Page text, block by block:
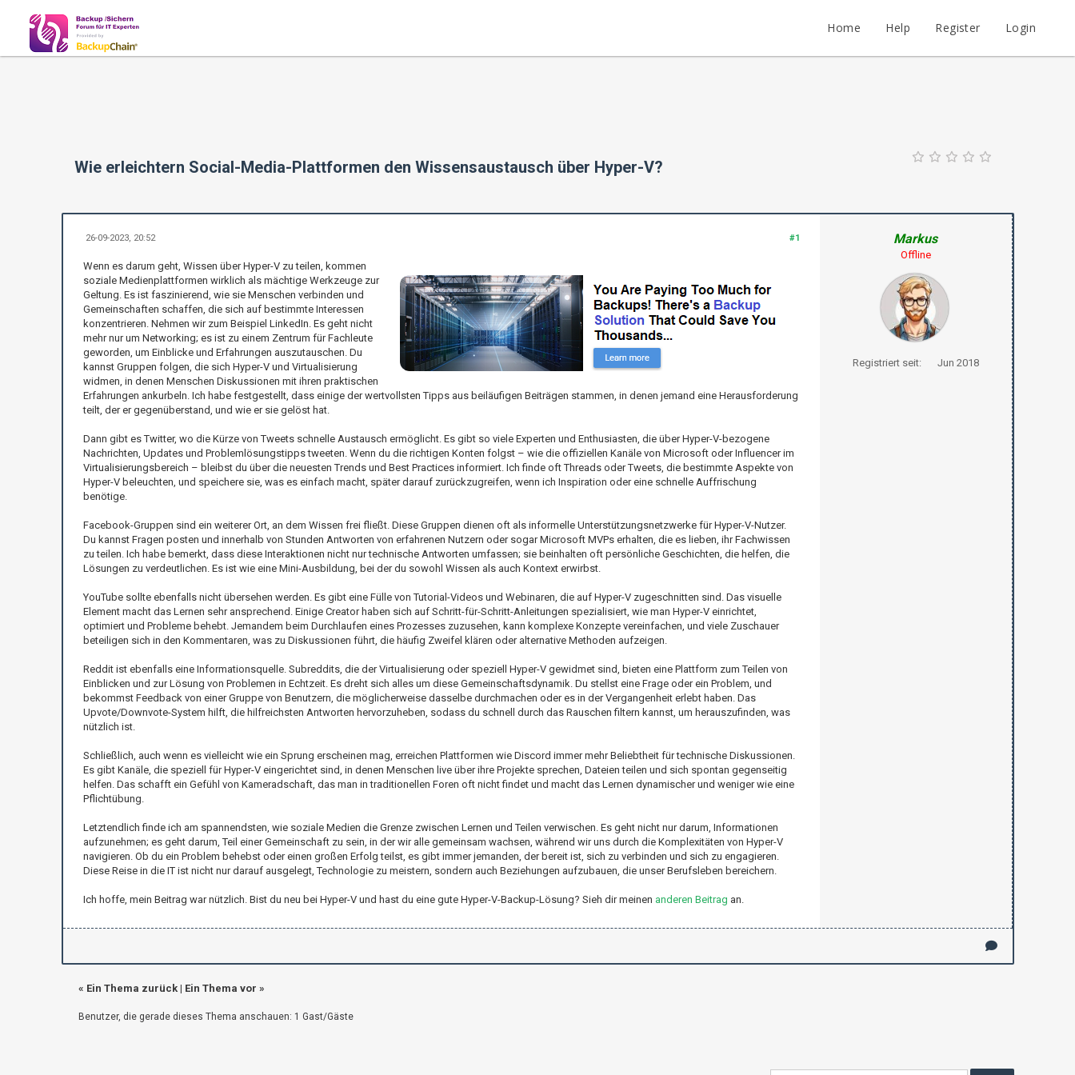
Home Help Register Login
Wie erleichtern Social-Media-Plattformen den Wissensaustausch über Hyper-V?
#1
26-09-2023, 20:52
Wenn es darum geht, Wissen über Hyper-V zu teilen, kommen
soziale Medienplattformen wirklich als mächtige Werkzeuge zur
Geltung. Es ist faszinierend, wie sie Menschen verbinden und
Gemeinschaften schaffen, die sich auf bestimmte Interessen
konzentrieren. Nehmen wir zum Beispiel LinkedIn. Es geht nicht
mehr nur um Networking; es ist zu einem Zentrum für Fachleute
geworden, um Einblicke und Erfahrungen auszutauschen. Du
kannst Gruppen folgen, die sich Hyper-V und Virtualisierung
widmen, in denen Menschen Diskussionen mit ihren praktischen
Erfahrungen ankurbeln. Ich habe festgestellt, dass einige der wertvollsten Tipps aus beiläufigen Beiträgen stammen, in denen jemand eine Herausforderung
teilt, der er gegenüberstand, und wie er sie gelöst hat.
Dann gibt es Twitter, wo die Kürze von Tweets schnelle Austausch ermöglicht. Es gibt so viele Experten und Enthusiasten, die über Hyper-V-bezogene
Nachrichten, Updates und Problemlösungstipps tweeten. Wenn du die richtigen Konten folgst – wie die offiziellen Kanäle von Microsoft oder Influencer im
Virtualisierungsbereich – bleibst du über die neuesten Trends und Best Practices informiert. Ich finde oft Threads oder Tweets, die bestimmte Aspekte von
Hyper-V beleuchten, und speichere sie, was es einfach macht, später darauf zurückzugreifen, wenn ich Inspiration oder eine schnelle Auffrischung
benötige.
Facebook-Gruppen sind ein weiterer Ort, an dem Wissen frei fließt. Diese Gruppen dienen oft als informelle Unterstützungsnetzwerke für Hyper-V-Nutzer.
Du kannst Fragen posten und innerhalb von Stunden Antworten von erfahrenen Nutzern oder sogar Microsoft MVPs erhalten, die es lieben, ihr Fachwissen
zu teilen. Ich habe bemerkt, dass diese Interaktionen nicht nur technische Antworten umfassen; sie beinhalten oft persönliche Geschichten, die helfen, die
Lösungen zu verdeutlichen. Es ist wie eine Mini-Ausbildung, bei der du sowohl Wissen als auch Kontext erwirbst.
YouTube sollte ebenfalls nicht übersehen werden. Es gibt eine Fülle von Tutorial-Videos und Webinaren, die auf Hyper-V zugeschnitten sind. Das visuelle
Element macht das Lernen sehr ansprechend. Einige Creator haben sich auf Schritt-für-Schritt-Anleitungen spezialisiert, wie man Hyper-V einrichtet,
optimiert und Probleme behebt. Jemandem beim Durchlaufen eines Prozesses zuzusehen, kann komplexe Konzepte vereinfachen, und viele Zuschauer
beteiligen sich in den Kommentaren, was zu Diskussionen führt, die häufig Zweifel klären oder alternative Methoden aufzeigen.
Reddit ist ebenfalls eine Informationsquelle. Subreddits, die der Virtualisierung oder speziell Hyper-V gewidmet sind, bieten eine Plattform zum Teilen von
Einblicken und zur Lösung von Problemen in Echtzeit. Es dreht sich alles um diese Gemeinschaftsdynamik. Du stellst eine Frage oder ein Problem, und
bekommst Feedback von einer Gruppe von Benutzern, die möglicherweise dasselbe durchmachen oder es in der Vergangenheit erlebt haben. Das
Upvote/Downvote-System hilft, die hilfreichsten Antworten hervorzuheben, sodass du schnell durch das Rauschen filtern kannst, um herauszufinden, was
nützlich ist.
Schließlich, auch wenn es vielleicht wie ein Sprung erscheinen mag, erreichen Plattformen wie Discord immer mehr Beliebtheit für technische Diskussionen.
Es gibt Kanäle, die speziell für Hyper-V eingerichtet sind, in denen Menschen live über ihre Projekte sprechen, Dateien teilen und sich spontan gegenseitig
helfen. Das schafft ein Gefühl von Kameradschaft, das man in traditionellen Foren oft nicht findet und macht das Lernen dynamischer und weniger wie eine
Pflichtübung.
Letztendlich finde ich am spannendsten, wie soziale Medien die Grenze zwischen Lernen und Teilen verwischen. Es geht nicht nur darum, Informationen
aufzunehmen; es geht darum, Teil einer Gemeinschaft zu sein, in der wir alle gemeinsam wachsen, während wir uns durch die Komplexitäten von Hyper-V
navigieren. Ob du ein Problem behebst oder einen großen Erfolg teilst, es gibt immer jemanden, der bereit ist, sich zu verbinden und sich zu engagieren.
Diese Reise in die IT ist nicht nur darauf ausgelegt, Technologie zu meistern, sondern auch Beziehungen aufzubauen, die unser Berufsleben bereichern.
Ich hoffe, mein Beitrag war nützlich. Bist du neu bei Hyper-V und hast du eine gute Hyper-V-Backup-Lösung? Sieh dir meinen anderen Beitrag an.
Markus
Offline
Registriert seit: Jun 2018
« Ein Thema zurück| Ein Thema vor »
Benutzer, die gerade dieses Thema anschauen: 1 Gast/Gäste